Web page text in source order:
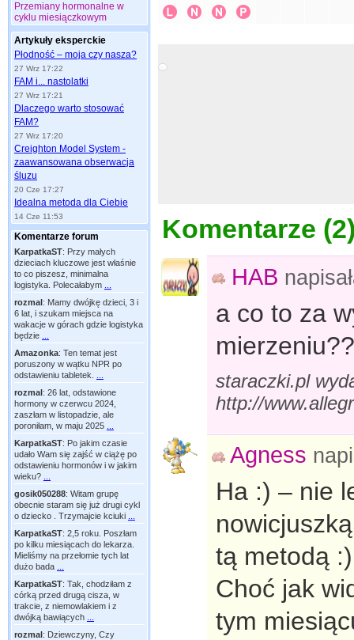
Przemiany hormonalne w
cyklu miesiączkowym
Artykuły eksperckie
Płodność – moja czy nasza?
27 Wrz 17:22
FAM i... nastolatki
27 Wrz 17:21
Dlaczego warto stosować
FAM?
27 Wrz 17:20
Creighton Model System -
zaawansowana obserwacja
śluzu
20 Cze 17:27
Idealna metoda dla Ciebie
14 Cze 11:53
Komentarze forum
KarpatkaST: Przy małych
dzieciach kluczowe jest właśnie
to co piszesz, minimalna
logistyka. Polecałabym
rozmal: Mamy dwójkę dzieci, 3 i
6 lat, i szukam miejsca na
wakacje w górach gdzie logistyka
będzie
Amazonka: Ten temat jest
poruszony w wątku NPR po
odstawieniu tabletek.
rozmal: 26 lat, odstawione
hormony w czerwcu 2024,
zaszłam w listopadzie, ale
poroniłam, w maju 2025
KarpatkaST: Po jakim czasie
udało Wam się zajść w ciążę po
odstawieniu hormonów i w jakim
wieku?
gosik050288: Witam grupę
obecnie staram się już drugi cykl
o dziecko . Trzymajcie kciuki
KarpatkaST: 2,5 roku. Poszłam
po kilku miesiącach do lekarza.
Mieliśmy na przełomie tych lat
dużo bada
KarpatkaST: Tak, chodziłam z
córką przed drugą cisza, w
trakcie, z niemowlakiem i z
dwójką bawiących
rozmal: Dziewczyny, Czy
Komentarze (2
HAB
a co to za
staraczki.pl
http://
Agness
Ha :) – nie
tą metodą :)
Choć jak
tym